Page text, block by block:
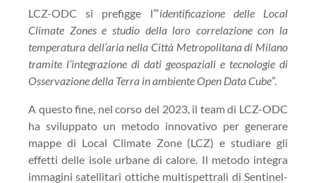
LCZ-ODC si prefigge l’“identificazione delle Local
Climate Zones e studio della loro correlazione con la
temperatura dell’aria nella Città Metropolitana di Milano
tramite l’integrazione di dati geospaziali e tecnologie di
Osservazione della Terra in ambiente Open Data Cube”.
A questo fine, nel corso del 2023, il team di LCZ-ODC
ha sviluppato un metodo innovativo per generare
mappe di Local Climate Zone (LCZ) e studiare gli
effetti delle isole urbane di calore. Il metodo integra
immagini satellitari ottiche multispettrali di Sentinel-